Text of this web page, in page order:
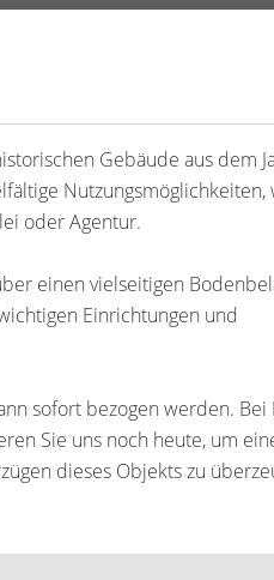
Gebäude aus dem
Nutzungsmöglichkeiten,
oder Agentur.
einen vielseitigen
Einrichtungen und
sofort bezogen werden.
Sie uns noch heute, um
dieses Objekts zu